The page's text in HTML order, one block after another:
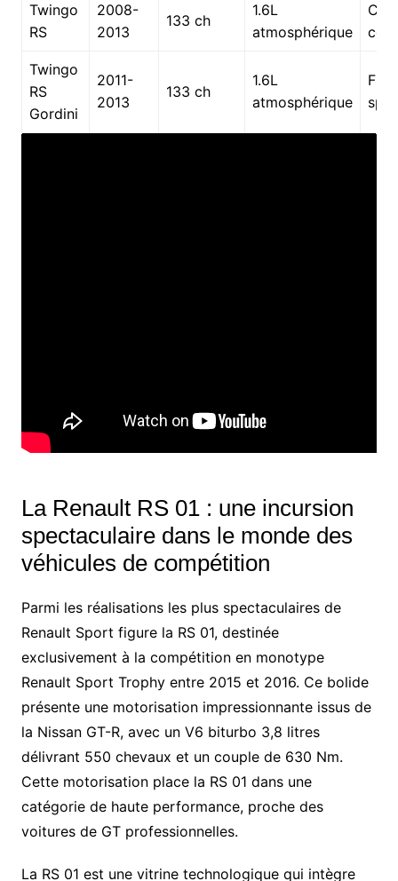
Twingo
RS
2008-
2013
133 ch
1.6L
atmosphérique
Twingo
RS
Gordini
2011-
2013
133 ch
1.6L
atmosphérique
La Renault RS 01 : une incursion
spectaculaire dans le monde des
véhicules de compétition
Parmi les réalisations les plus spectaculaires de
Renault Sport figure la RS 01, destinée
exclusivement à la compétition en monotype
Renault Sport Trophy entre 2015 et 2016. Ce bolide
présente une motorisation impressionnante issus de
la Nissan GT-R, avec un V6 biturbo 3,8 litres
délivrant 550 chevaux et un couple de 630 Nm.
Cette motorisation place la RS 01 dans une
catégorie de haute performance, proche des
voitures de GT professionnelles.
La RS 01 est une vitrine technologique qui intègre